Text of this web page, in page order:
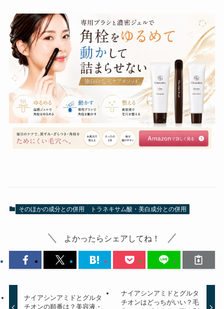
そのほかの成分との併用 トラネキサム酸・美白成分との併用
よかったらシェアしてね！
ナイアシンアミドとグルタ
チオンの順番は？美容液・
ナイアシンアミドとグルタ
チオンはどっちがいい？毛